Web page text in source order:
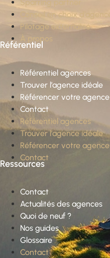
Sparring partner
Conseil en choix d’agence
Pilotage externalisé
À propos
Référentiel
Référentiel agences
Trouver l’agence idéale
Référencer votre agence
Contact
Référentiel agences
Trouver l’agence idéale
Référencer votre agence
Contact
Ressources
Contact
Actualités des agences
Quoi de neuf ?
Nos guides
Glossaire
Contact